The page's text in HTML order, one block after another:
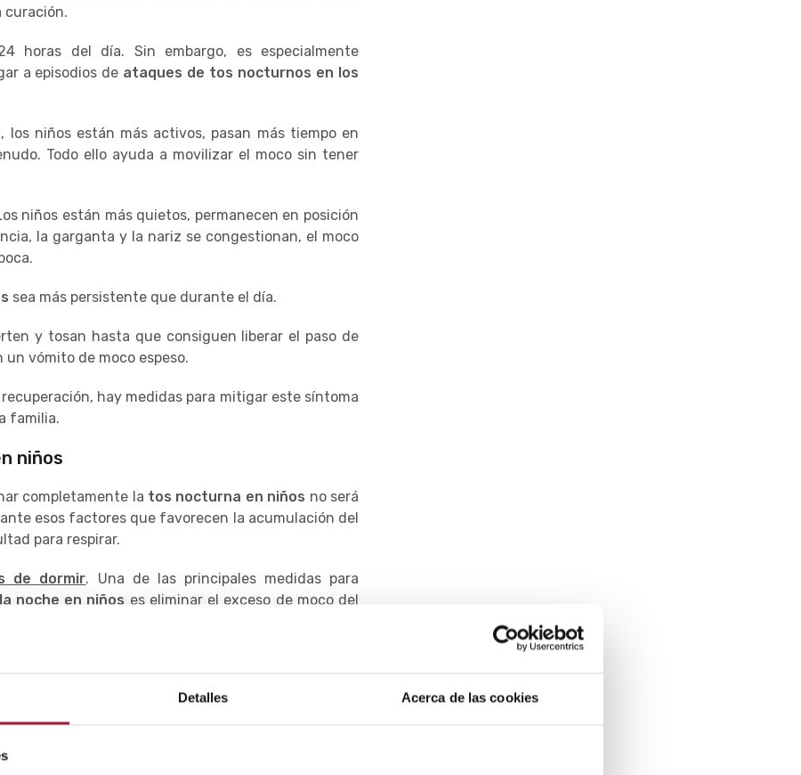
Detalles Acerca de las cookies
curación.
horas del día. Sin embargo, es especialmente
a episodios de ataques de tos nocturnos en los
niños están más activos, pasan más tiempo en
Todo ello ayuda a movilizar el moco sin tener
niños están más quietos, permanecen en posición
la garganta y la nariz se congestionan, el moco
sea más persistente que durante el día.
y tosan hasta que consiguen liberar el paso de
un vómito de moco espeso.
hay medidas para mitigar este síntoma
familia.
niños
completamente la tos nocturna en niños no será
esos factores que favorecen la acumulación del
para respirar.
de dormir. Una de las principales medidas para
noche en niños es eliminar el exceso de moco del
estén lo más limpias posibles.
nasales con suero fisiológico o solución salina
suave, pero tan solo cuando el exceso de
y se respire con dificultad.